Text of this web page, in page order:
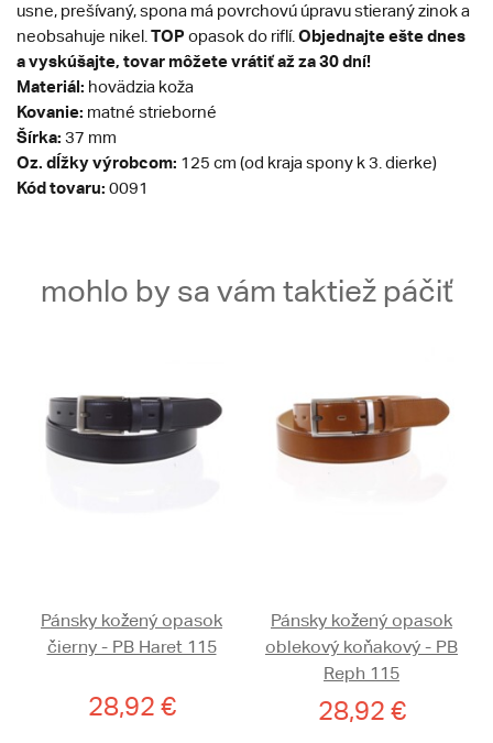
usne, prešívaný, spona má povrchovú úpravu stieraný zinok a
neobsahuje nikel. TOP opasok do riflí. Objednajte ešte dnes
a vyskúšajte, tovar môžete vrátiť až za 30 dní!
Materiál: hovädzia koža
Kovanie: matné strieborné
Šírka: 37 mm
Oz. dĺžky výrobcom: 125 cm (od kraja spony k 3. dierke)
Kód tovaru: 0091
mohlo by sa vám taktiež páčiť
Pánsky kožený opasok
čierny - PB Haret 115
28,92 €
Pánsky kožený opasok
oblekový koňakový - PB
Reph 115
28,92 €